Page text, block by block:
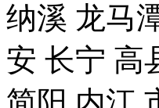
纳溪 龙马
安 长宁 高